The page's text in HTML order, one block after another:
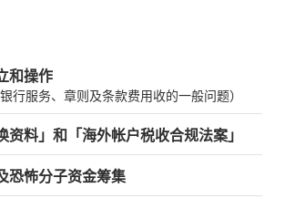
和操作
银行服务、章则及条款费用收的一般问题）
资料」和「海外帐户税收合规法案」
恐怖分子资金筹集